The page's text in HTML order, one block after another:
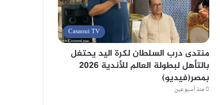
Casaoui TV
منتدى درب السلطان لكرة اليد يحتفل
بالتأهل لبطولة العالم للأندية 2026
بمصر(فيديو)
منذ أسبوعين